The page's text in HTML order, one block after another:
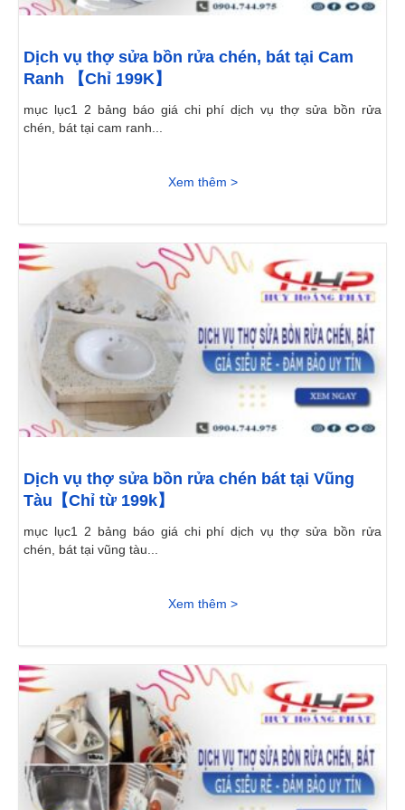
Dịch vụ thợ sửa bồn rửa chén, bát tại Cam
Ranh 【Chỉ 199K】
mục lục1 2 bảng báo giá chi phí dịch vụ thợ sửa bồn rửa
chén, bát tại cam ranh...
Xem thêm >
Dịch vụ thợ sửa bồn rửa chén bát tại Vũng
Tàu【Chỉ từ 199k】
mục lục1 2 bảng báo giá chi phí dịch vụ thợ sửa bồn rửa
chén, bát tại vũng tàu...
Xem thêm >